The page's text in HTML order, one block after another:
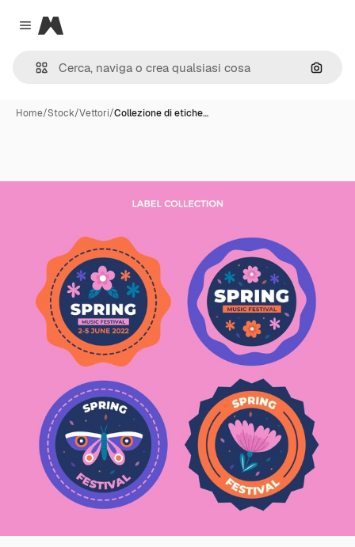
Close menu
Magnific
Cerca
Home/Stock/Vettori/Collezione di etiche…